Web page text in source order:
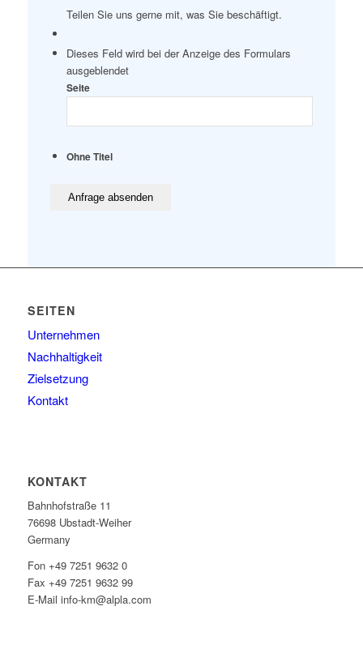
Teilen Sie uns gerne mit, was Sie beschäftigt.
Dieses Feld wird bei der Anzeige des Formulars
ausgeblendet
Seite
Ohne Titel
SEITEN
Unternehmen
Nachhaltigkeit
Zielsetzung
Kontakt
KONTAKT
Bahnhofstraße 11
76698 Ubstadt-Weiher
Germany
Fon +49 7251 9632 0
Fax +49 7251 9632 99
E-Mail info-km@alpla.com